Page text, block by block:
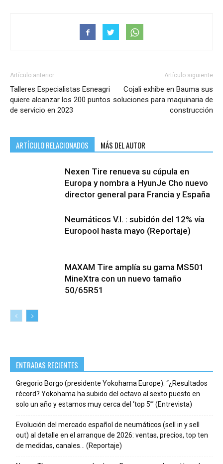
Artículo anterior
Talleres Especialistas Esneagri
quiere alcanzar los 200 puntos
de servicio en 2023
Artículo siguiente
Cojali exhibe en Bauma sus
soluciones para maquinaria de
construcción
ARTÍCULO RELACIONADOS MÁS DEL AUTOR
Nexen Tire renueva su cúpula en
Europa y nombra a HyunJe Cho nuevo
director general para Francia y España
Neumáticos V.I. : subidón del 12% vía
Europool hasta mayo (Reportaje)
MAXAM Tire amplía su gama MS501
MineXtra con un nuevo tamaño
50/65R51
ENTRADAS RECIENTES
Gregorio Borgo (presidente Yokohama Europe): “¿Resultados
récord? Yokohama ha subido del octavo al sexto puesto en
solo un año y estamos muy cerca del ‘top 5’” (Entrevista)
Evolución del mercado español de neumáticos (sell in y sell
out) al detalle en el arranque de 2026: ventas, precios, top ten
de medidas, canales… (Reportaje)